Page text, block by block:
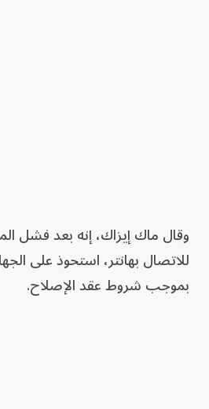
وقال ماك إيزاك، إنه بعد فشل
للاتصال بهانتر، استحوذ على
بموجب شروط عقد الإصلاح.